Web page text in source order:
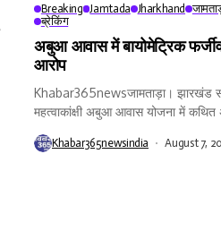
Breaking Jamtada Jharkhand
ब्रेकिंग
अबुआ आवास में बायोमेट्रिक
आरोप
Khabar365newsजामताड़ा। झारखंड
महत्वाकांक्षी अबुआ आवास योजना में कथित
Khabar365newsindia August 7,